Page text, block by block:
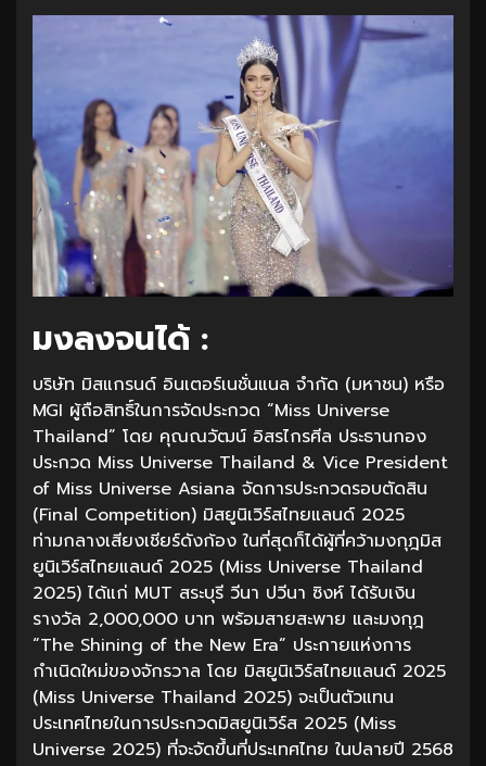
มงลงจนได้ :
บริษัท มิสแกรนด์ อินเตอร์เนชั่นแนล จำกัด (มหาชน) หรือ
MGI ผู้ถือสิทธิ์ในการจัดประกวด “Miss Universe
Thailand” โดย คุณณวัฒน์ อิสรไกรศีล ประธานกอง
ประกวด Miss Universe Thailand & Vice President
of Miss Universe Asiana จัดการประกวดรอบตัดสิน
(Final Competition) มิสยูนิเวิร์สไทยแลนด์ 2025
ท่ามกลางเสียงเชียร์ดังก้อง ในที่สุดก็ได้ผู้ที่คว้ามงกุฎมิส
ยูนิเวิร์สไทยแลนด์ 2025 (Miss Universe Thailand
2025) ได้แก่ MUT สระบุรี วีนา ปวีนา ซิงห์ ได้รับเงิน
รางวัล 2,000,000 บาท พร้อมสายสะพาย และมงกุฎ
“The Shining of the New Era” ประกายแห่งการ
กำเนิดใหม่ของจักรวาล โดย มิสยูนิเวิร์สไทยแลนด์ 2025
(Miss Universe Thailand 2025) จะเป็นตัวแทน
ประเทศไทยในการประกวดมิสยูนิเวิร์ส 2025 (Miss
Universe 2025) ที่จะจัดขึ้นที่ประเทศไทย ในปลายปี 2568